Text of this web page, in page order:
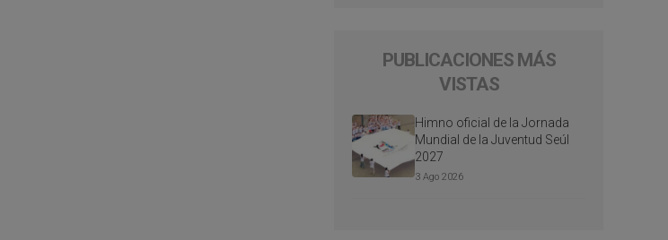
PUBLICACIONES MÁS
VISTAS
Himno oficial de la Jornada
Mundial de la Juventud Seúl
2027
3 Ago 2026